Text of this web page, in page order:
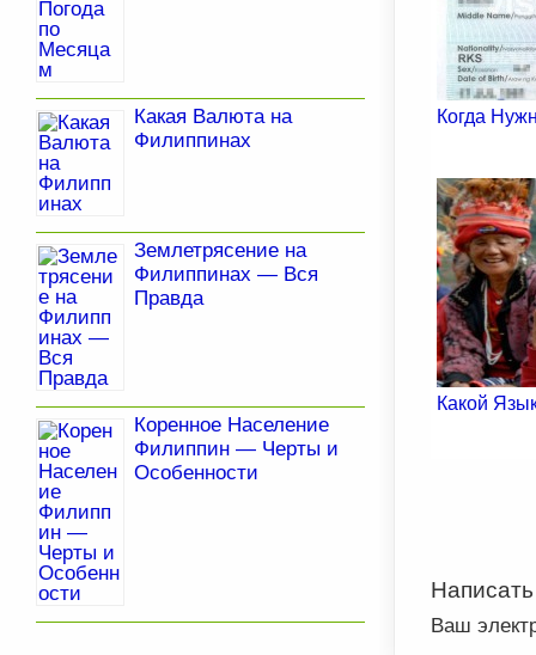
Когда
Какой
Написать
Ваш
Какая Валюта на
Филиппинах
Землетрясение на
Филиппинах — Вся
Правда
Коренное Население
Филиппин — Черты и
Особенности